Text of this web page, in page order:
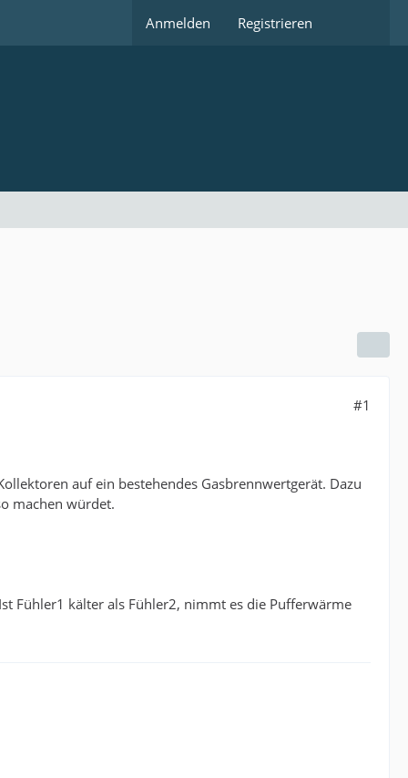
Anmelden Registrieren
#1
auf ein bestehendes Gasbrennwertgerät. Dazu
machen würdet.
Fühler1 kälter als Fühler2, nimmt es die Pufferwärme